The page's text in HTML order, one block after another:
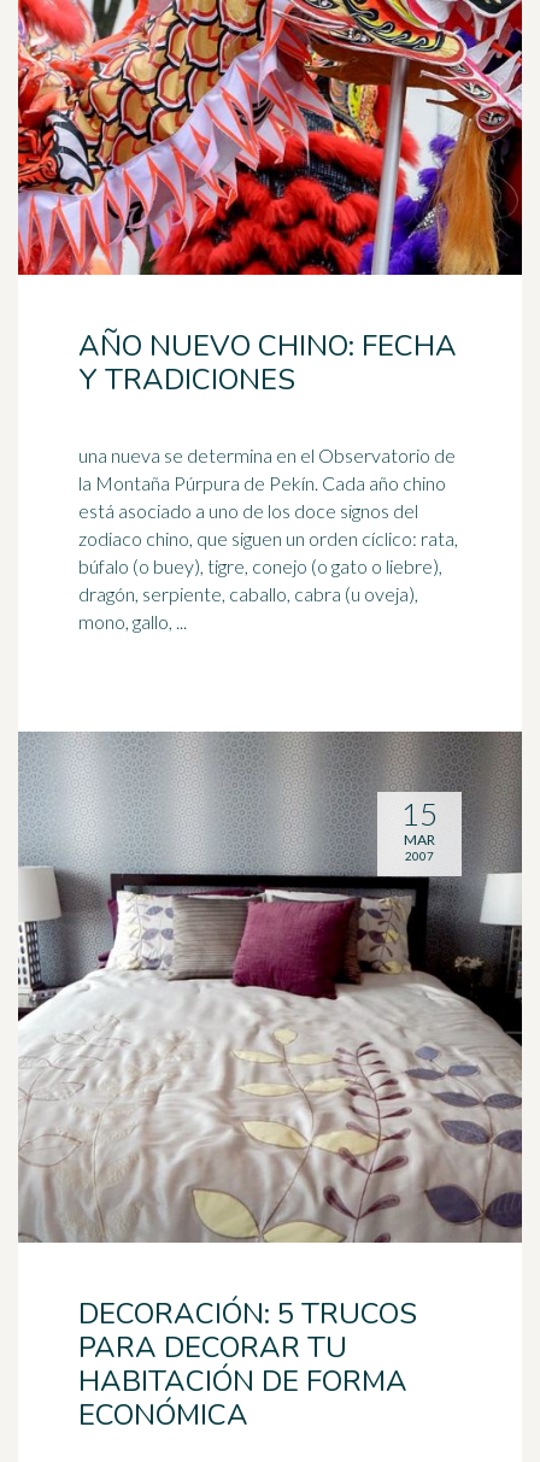
AÑO NUEVO CHINO: FECHA
Y TRADICIONES
una nueva se determina en el Observatorio de
la Montaña Púrpura de Pekín. Cada año chino
está asociado a uno de los doce signos del
zodiaco chino, que siguen un orden cíclico: rata,
búfalo (o buey), tigre, conejo (o gato o liebre),
dragón, serpiente, caballo, cabra (u oveja),
mono, gallo, ...
DECORACIÓN: 5 TRUCOS
PARA DECORAR TU
HABITACIÓN DE FORMA
ECONÓMICA
15
MAR
2007